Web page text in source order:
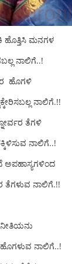
ಹೊತ್ತಿಸಿ ಮನಗಳ
ನಾಲಿಗೆ..!
ಹೊಗಳಿ
ನಾಲಿಗೆ.!!
ತೆಗಳಿ
ನಾಲಿಗೆ..!
ಅಪಹಾಸ್ಯಗಳಿಂದ
ತೆಗಳುವ ನಾಲಿಗೆ.!!
ನೀತಿಯನು
ಹೊಗಳುವ ನಾಲಿಗೆ..!